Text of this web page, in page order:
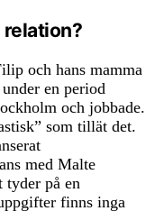
relation?
och hans mamma
en period
och jobbade.
som tillät det.
med Malte
tyder på en
finns inga